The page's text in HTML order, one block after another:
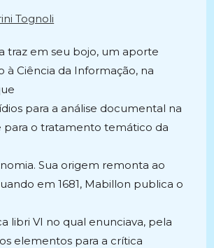
Tognoli
traz em seu bojo, um aporte
à Ciência da Informação, na
para a análise documental na
para o tratamento temático da
Sua origem remonta ao
em 1681, Mabillon publica o
libri VI no qual enunciava, pela
elementos para a crítica